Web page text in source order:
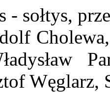
- sołtys,
Węglarz,